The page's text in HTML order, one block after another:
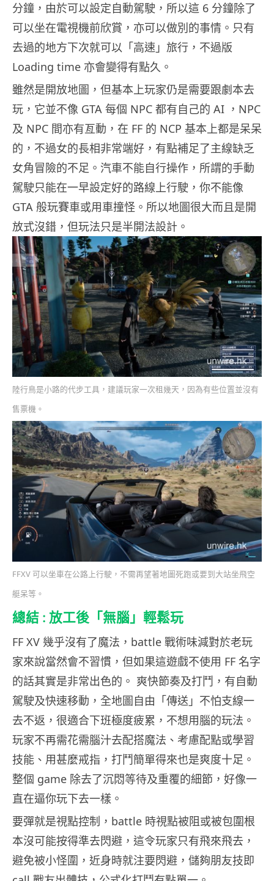
分鐘，由於可以設定自動駕駛，所以這 6 分鐘除了
可以坐在電視機前欣賞，亦可以做別的事情。只有
去過的地方下次就可以「高速」旅行，不過版
Loading time 亦會變得有點久。
雖然是開放地圖，但基本上玩家仍是需要跟劇本去
玩，它並不像 GTA 每個 NPC 都有自己的 AI ，NPC
及 NPC 間亦有亙動，在 FF 的 NCP 基本上都是呆呆
的，不過女的長相非常端好，有點補足了主線缺乏
女角冒險的不足。汽車不能自行操作，所謂的手動
駕駛只能在一早設定好的路線上行駛，你不能像
GTA 般玩賽車或用車撞怪。所以地圖很大而且是開
放式沒錯，但玩法只是半開法設計。
陸行鳥是小路的代步工具，建議玩家一次租幾天，因為有些位置並沒有
售票機。
FFXV 可以坐車在公路上行駛，不需再望著地圖死跑或要到大站坐飛空
艇呆等。
總結 : 放工後「無腦」輕鬆玩
FF XV 幾乎沒有了魔法，battle 戰術味減對於老玩
家來說當然會不習慣，但如果這遊戲不使用 FF 名字
的話其實是非常出色的。 爽快節奏及打鬥，有自動
駕駛及快速移動，全地圖自由「傳送」不怕支線一
去不返，很適合下班極度疲累，不想用腦的玩法。
玩家不再需花需腦汁去配搭魔法、考慮配點或學習
技能、用甚麼戒指，打鬥簡單得來也是爽度十足。
整個 game 除去了沉悶等待及重覆的細節，好像一
直在逼你玩下去一樣。
要彈就是視點控制，battle 時視點被阻或被包圍根
本沒可能按得準去閃避，這令玩家只有飛來飛去，
避免被小怪圍，近身時就注要閃避，儲夠朋友技即